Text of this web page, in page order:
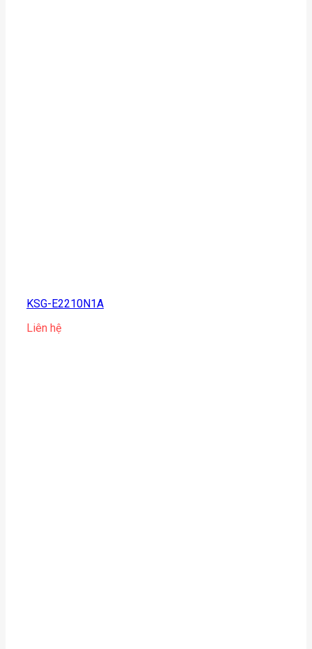
KSG-E2210N1A
Liên hệ